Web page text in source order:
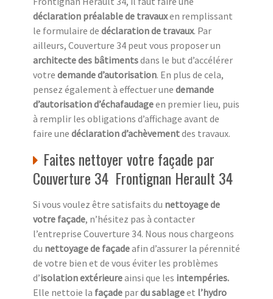
déclaration préalable de travauxen remplissant
le formulaire de déclaration de travaux. Par
ailleurs, Couverture 34 peut vous proposer un
architecte des bâtimentsdans le but d’accélérer
votre demande d’autorisation. En plus de cela,
pensez également à effectuer une demande
d’autorisation d’échafaudageen premier lieu, puis
à remplir les obligations d’affichage avant de
faire une déclaration d’achèvementdes travaux.
Faites nettoyer votre façade par
Couverture 34 Frontignan Herault 34
Si vous voulez être satisfaits du nettoyage de
votre façade, n’hésitez pas à contacter
l’entreprise Couverture 34. Nous nous chargeons
du nettoyage de façadeafin d’assurer la pérennité
de votre bien et de vous éviter les problèmes
d’isolation extérieureainsi que les intempéries.
Elle nettoie la façade pardu sablageet l’hydro